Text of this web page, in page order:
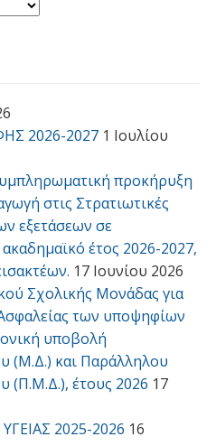
2026-2027 1 Ιουλίου
προκήρυξη
στις Στρατιωτικές
εξετάσεων σε
έτος 2026-2027,
17 Ιουνίου 2026
Σχολικής Μονάδας για
των υποψηφίων
υποβολή
(Μ.Δ.) και Παράλληλου
(Π.Μ.Δ.), έτους 2026 17
2025-2026 16